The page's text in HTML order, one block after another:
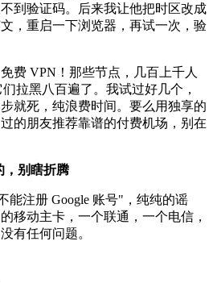
到验证码。后来我让他把时区改成
，重启一下浏览器，再试一次，验
费 VPN！那些节点，几百上千人
拉黑八百遍了。我试过好几个，
就死，纯浪费时间。要么用独享的
的朋友推荐靠谱的付费机场，别在
，别瞎折腾
能注册 Google 账号"，纯纯的谣
移动主卡，一个联通，一个电信，
有任何问题。